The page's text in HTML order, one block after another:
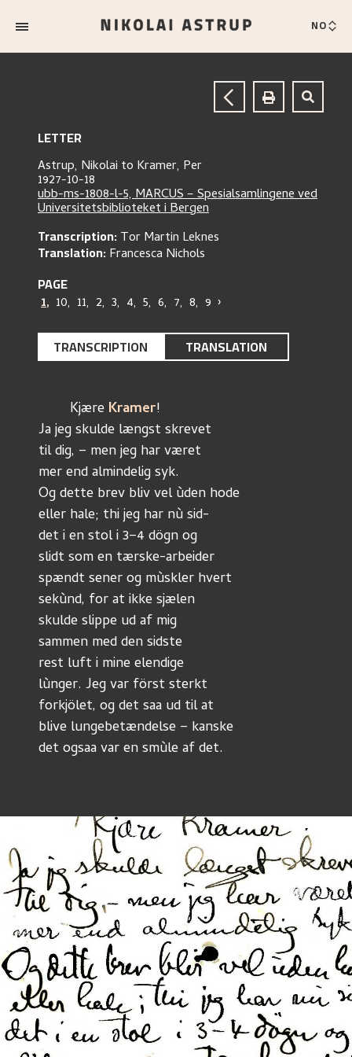
NO
LETTER
Astrup, Nikolai to Kramer, Per
1927-10-18
ubb-ms-1808-l-5, MARCUS – Spesialsamlingene ved
Universitetsbiblioteket i Bergen
Transcription:Tor Martin Leknes
Translation:Francesca Nichols
PAGE
1, 10, 11, 2, 3, 4, 5, 6, 7, 8, 9 ›
TRANSCRIPTION TRANSLATION
	Kjære
Kramer!
Ja jeg skulde længst skrevet
til dig, – men jeg har været
mer end almindelig syk.
Og dette brev bliv vel ùden hode
eller hale; thi jeg har nù sid-
det i en stol i 3–4 dögn og
slidt som en tærske-arbeider
spændt sener og mùskler hvert
sekùnd, for at ikke sjælen
skulde slippe ud af mig
sammen med den sidste
rest luft i mine elendige
lùnger. Jeg var först sterkt
forkjölet, og det saa ud til at
blive lungebetændelse – kanske
det ogsaa var en smùle af det.